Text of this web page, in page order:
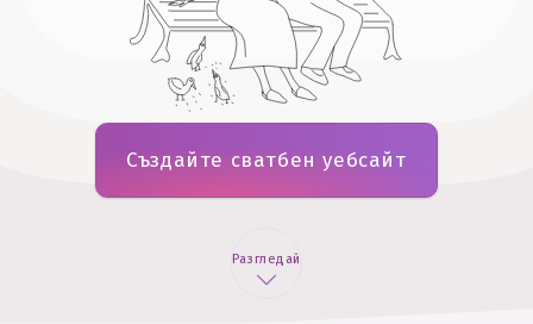
Създайте сватбен уебсайт
Разгледай